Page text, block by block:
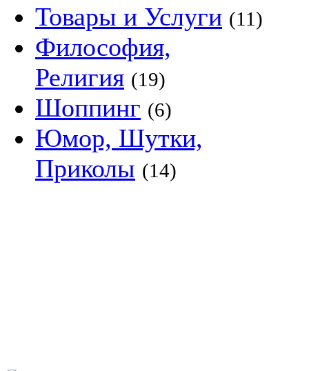
Товары и Услуги (11)
Философия,
Религия (19)
Шоппинг (6)
Юмор, Шутки,
Приколы (14)